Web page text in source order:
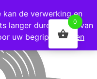
verzonden!
kan de verwerking en
langer duren dan u van
uw begrip!
Negeren
0